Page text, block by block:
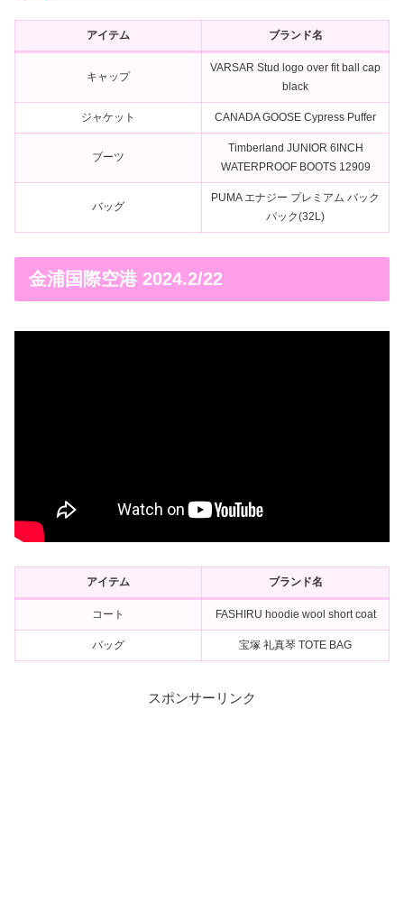
アイテム ブランド名
キャップ
VARSAR Stud logo over fit ball cap
black
ジャケット CANADA GOOSE Cypress Puffer
ブーツ
Timberland JUNIOR 6INCH
WATERPROOF BOOTS 12909
バッグ
PUMA エナジー プレミアム バック
パック(32L)
金浦国際空港 2024.2/22
アイテム ブランド名
コート FASHIRU hoodie wool short coat
バッグ 宝塚 礼真琴 TOTE BAG
スポンサーリンク